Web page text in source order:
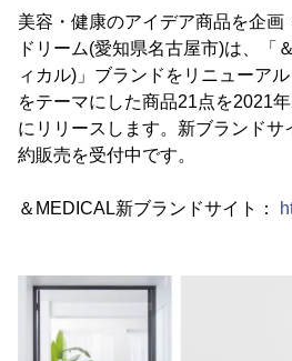
美容・健康のアイデア商品を企画
ドリーム(愛知県名古屋市)は、「
ィカル)」ブランドをリニューア
をテーマにした商品21点を2021
にリリースします。新ブランド
約販売を受付中です。
＆MEDICAL新ブランドサイト：